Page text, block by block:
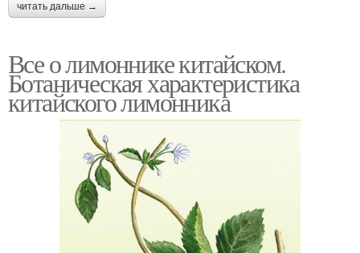
читать дальше →
Все о лимоннике китайском.
Ботаническая характеристика
китайского лимонника